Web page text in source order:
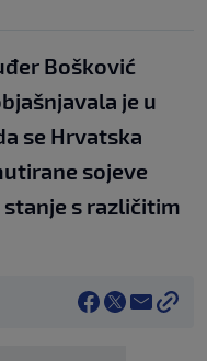
Bošković
je u
se Hrvatska
sojeve
s različitim